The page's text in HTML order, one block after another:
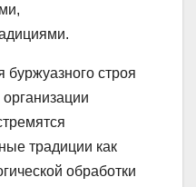
строя
традиции как
обработки